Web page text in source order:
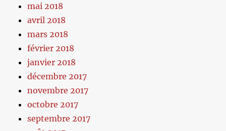
mai 2018
avril 2018
mars 2018
février 2018
janvier 2018
décembre 2017
novembre 2017
octobre 2017
septembre 2017